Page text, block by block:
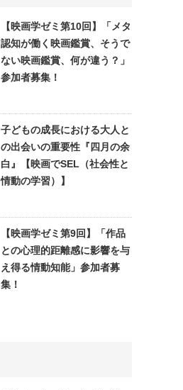
【映画学ゼミ第10回】「メタ
認知が働く映画鑑賞、そうで
ない映画鑑賞、何が違う？」
参加者募集！
子どもの成長における大人と
の出会いの重要性『四月の余
白』【映画でSEL（社会性と
情動の学習）】
【映画学ゼミ第9回】「作品
との心理的距離感に影響を与
え得る情動知能」参加者募
集！